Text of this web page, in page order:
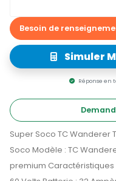
Besoin de
Simuler
Réponse en
Super Soco TC Wanderer
Soco Modèle : TC
premium Caractéristiques